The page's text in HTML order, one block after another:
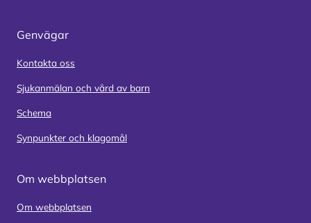
Genvägar
Kontakta oss
Sjukanmälan och vård av barn
Schema
Synpunkter och klagomål
Om webbplatsen
Om webbplatsen